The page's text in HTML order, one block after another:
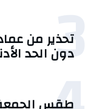
3
تحذير من
دون الحد